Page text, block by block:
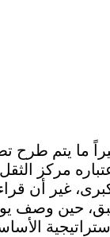
ما يتم طرح
مركز
غير أن
حين وصف يوم